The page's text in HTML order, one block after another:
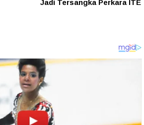
Jadi Tersangka Perkara ITE